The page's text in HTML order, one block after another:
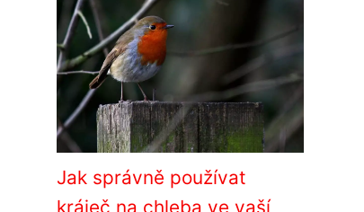
Jak správně používat
kráječ na chleba ve vaší